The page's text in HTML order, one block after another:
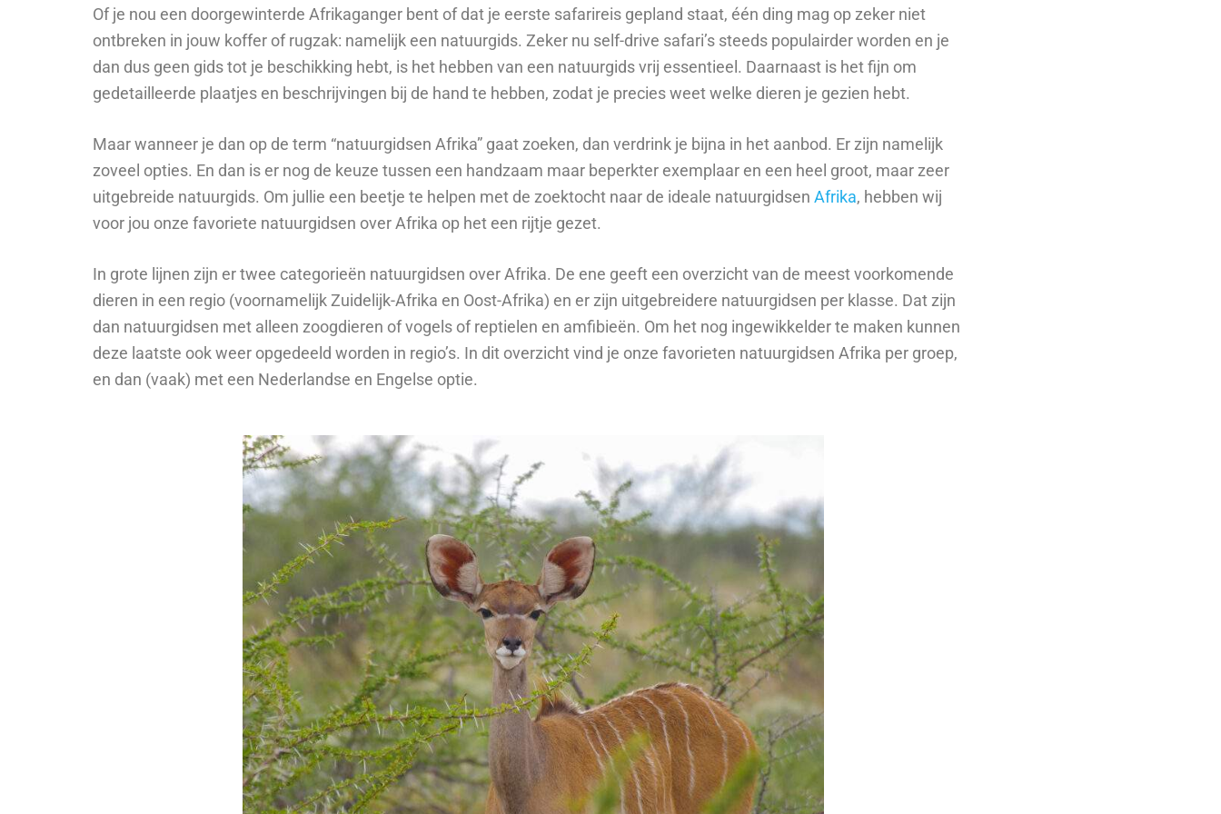
Of je nou een doorgewinterde Afrikaganger bent of dat je eerste safarireis gepland staat, één ding mag op zeker niet
ontbreken in jouw koffer of rugzak: namelijk een natuurgids. Zeker nu self-drive safari’s steeds populairder worden en je
dan dus geen gids tot je beschikking hebt, is het hebben van een natuurgids vrij essentieel. Daarnaast is het fijn om
gedetailleerde plaatjes en beschrijvingen bij de hand te hebben, zodat je precies weet welke dieren je gezien hebt.
Maar wanneer je dan op de term “natuurgidsen Afrika” gaat zoeken, dan verdrink je bijna in het aanbod. Er zijn namelijk
zoveel opties. En dan is er nog de keuze tussen een handzaam maar beperkter exemplaar en een heel groot, maar zeer
uitgebreide natuurgids. Om jullie een beetje te helpen met de zoektocht naar de ideale natuurgidsen Afrika, hebben wij
voor jou onze favoriete natuurgidsen over Afrika op het een rijtje gezet.
In grote lijnen zijn er twee categorieën natuurgidsen over Afrika. De ene geeft een overzicht van de meest voorkomende
dieren in een regio (voornamelijk Zuidelijk-Afrika en Oost-Afrika) en er zijn uitgebreidere natuurgidsen per klasse. Dat zijn
dan natuurgidsen met alleen zoogdieren of vogels of reptielen en amfibieën. Om het nog ingewikkelder te maken kunnen
deze laatste ook weer opgedeeld worden in regio’s. In dit overzicht vind je onze favorieten natuurgidsen Afrika per groep,
en dan (vaak) met een Nederlandse en Engelse optie.